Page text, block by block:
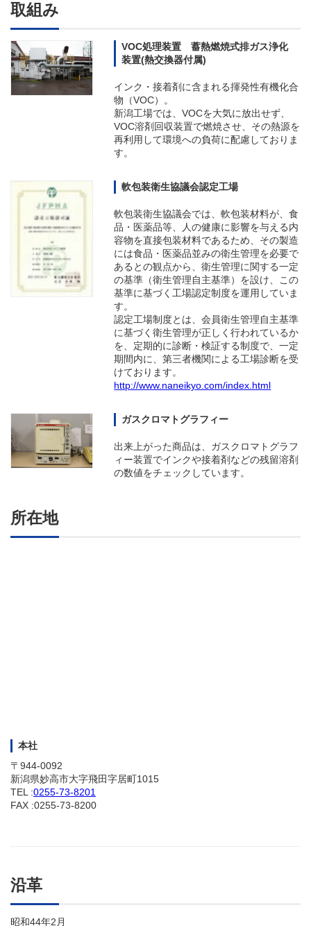
取組み
VOC処理装置 蓄熱燃焼式排ガス浄化
装置(熱交換器付属)
インク・接着剤に含まれる揮発性有機化合
物（VOC）。
新潟工場では、VOCを大気に放出せず、
VOC溶剤回収装置で燃焼させ、その熱源を
再利用して環境への負荷に配慮しておりま
す。
軟包装衛生協議会認定工場
軟包装衛生協議会では、軟包装材料が、食
品・医薬品等、人の健康に影響を与える内
容物を直接包装材料であるため、その製造
には食品・医薬品並みの衛生管理を必要で
あるとの観点から、衛生管理に関する一定
の基準（衛生管理自主基準）を設け、この
基準に基づく工場認定制度を運用していま
す。
認定工場制度とは、会員衛生管理自主基準
に基づく衛生管理が正しく行われているか
を、定期的に診断・検証する制度で、一定
期間内に、第三者機関による工場診断を受
けております。
http://www.naneikyo.com/index.html
ガスクロマトグラフィー
出来上がった商品は、ガスクロマトグラフ
ィー装置でインクや接着剤などの残留溶剤
の数値をチェックしています。
所在地
本社
〒944-0092
新潟県妙高市大字飛田字居町1015
TEL :0255-73-8201
FAX :0255-73-8200
沿革
昭和44年2月